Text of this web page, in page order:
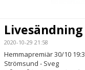
DOKUMENT
ISTIDER
2020-10-29 21:58
Hemmapremiär 30/10
Strömsund - Sveg